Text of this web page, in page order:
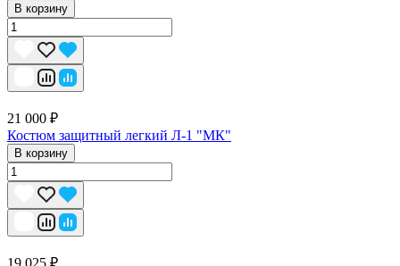
В корзину
21 000 ₽
Костюм защитный легкий Л-1 "МК"
В корзину